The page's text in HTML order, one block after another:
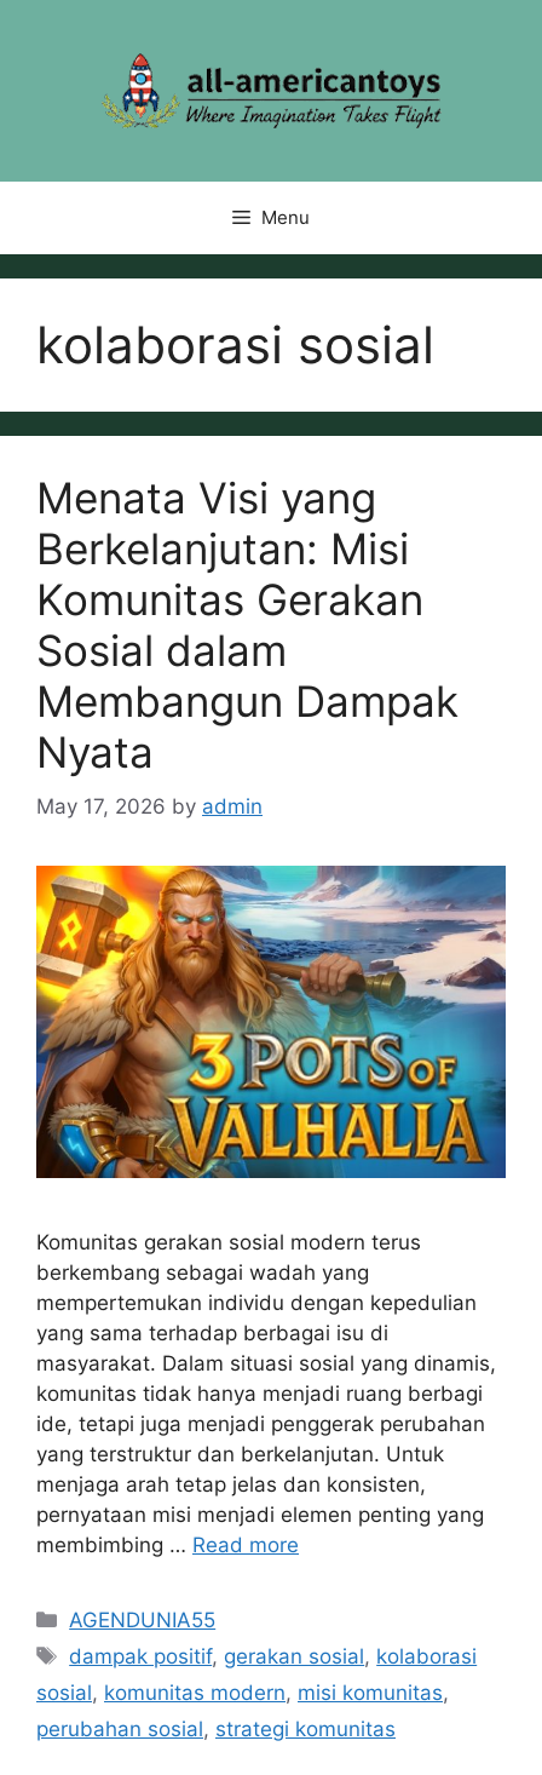
Menu
kolaborasi sosial
Menata Visi yang
Berkelanjutan: Misi
Komunitas Gerakan
Sosial dalam
Membangun Dampak
Nyata
May 17, 2026 by admin
Komunitas gerakan sosial modern terus
berkembang sebagai wadah yang
mempertemukan individu dengan kepedulian
yang sama terhadap berbagai isu di
masyarakat. Dalam situasi sosial yang dinamis,
komunitas tidak hanya menjadi ruang berbagi
ide, tetapi juga menjadi penggerak perubahan
yang terstruktur dan berkelanjutan. Untuk
menjaga arah tetap jelas dan konsisten,
pernyataan misi menjadi elemen penting yang
membimbing … Read more
Categories
AGENDUNIA55
Tags
dampak positif, gerakan sosial, kolaborasi
sosial, komunitas modern, misi komunitas,
perubahan sosial, strategi komunitas